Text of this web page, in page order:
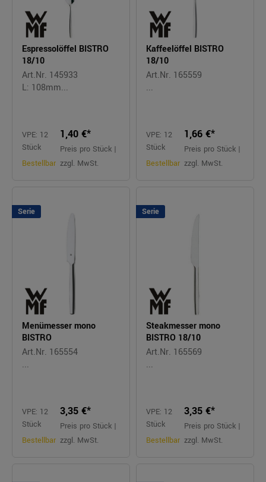
Espressolöffel BISTRO
18/10
Art.Nr. 145933
L: 108mm...
VPE: 12
Stück
Bestellbar
1,40 €*
Preis pro Stück |
zzgl. MwSt.
Kaffeelöffel BISTRO
18/10
Art.Nr. 165559
...
VPE: 12
Stück
Bestellbar
1,66 €*
Preis pro Stück |
zzgl. MwSt.
Serie
Menümesser mono
BISTRO
Art.Nr. 165554
...
VPE: 12
Stück
Bestellbar
3,35 €*
Preis pro Stück |
zzgl. MwSt.
Serie
Steakmesser mono
BISTRO 18/10
Art.Nr. 165569
...
VPE: 12
Stück
Bestellbar
3,35 €*
Preis pro Stück |
zzgl. MwSt.